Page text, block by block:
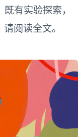
有实验探索，
阅读全文。